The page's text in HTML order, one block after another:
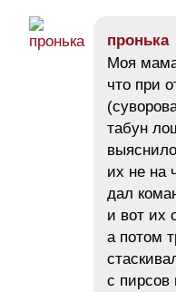
пронька
Моя
что при
табун
их не на
дал
и вот их
а потом
с